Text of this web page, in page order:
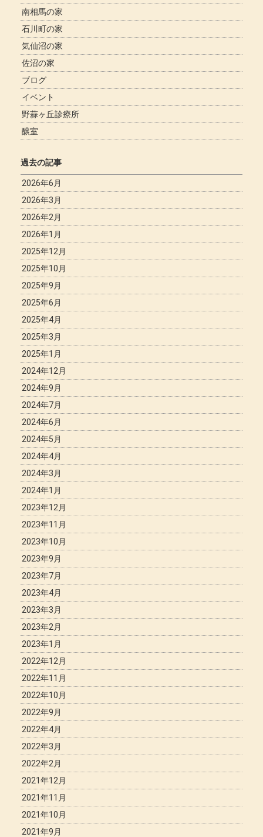
南相馬の家
石川町の家
気仙沼の家
佐沼の家
ブログ
イベント
野蒜ヶ丘診療所
醸室
過去の記事
2026年6月
2026年3月
2026年2月
2026年1月
2025年12月
2025年10月
2025年9月
2025年6月
2025年4月
2025年3月
2025年1月
2024年12月
2024年9月
2024年7月
2024年6月
2024年5月
2024年4月
2024年3月
2024年1月
2023年12月
2023年11月
2023年10月
2023年9月
2023年7月
2023年4月
2023年3月
2023年2月
2023年1月
2022年12月
2022年11月
2022年10月
2022年9月
2022年4月
2022年3月
2022年2月
2021年12月
2021年11月
2021年10月
2021年9月